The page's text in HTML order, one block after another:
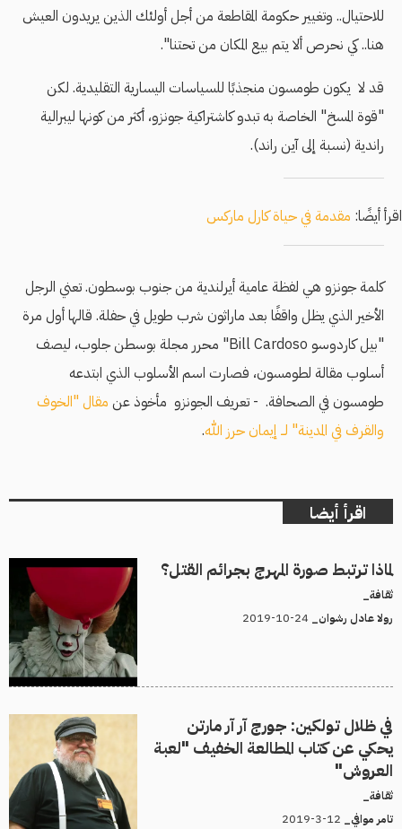
للاحتيال.. وتغيير حكومة المقاطعة من أجل أولئك الذين يريدون العيش
هنا.. كي نحرص ألا يتم بيع المكان من تحتنا".
قد لا يكون طومسون منجذبًا للسياسات اليسارية التقليدية. لكن
"قوة المسخ" الخاصة به تبدو كاشتراكية جونزو، أكثر من كونها ليبرالية
راندية (نسبة إلى آين راند).
اقرأ أيضًا: مقدمة في حياة كارل ماركس
كلمة جونزو هي لفظة عامية أيرلندية من جنوب بوسطون. تعني الرجل
الأخير الذي يظل واقفًا بعد ماراثون شرب طويل في حفلة. قالها أول مرة
"بيل كاردوسو Bill Cardoso" محرر مجلة بوسطن جلوب، ليصف
أسلوب مقالة لطومسون، فصارت اسم الأسلوب الذي ابتدعه
طومسون في الصحافة. - تعريف الجونزو مأخوذ عن مقال "الخوف
والقرف في المدينة" لــ إيمان حرز الله.
اقرأ أيضا
لماذا ترتبط صورة المهرج بجرائم القتل؟
ثقافة_
رولا عادل رشوان_
في ظلال تولكين: جورج آر آر مارتن
يحكي عن كتاب المطالعة الخفيف "لعبة
العروش"
ثقافة_
تامر موافي_